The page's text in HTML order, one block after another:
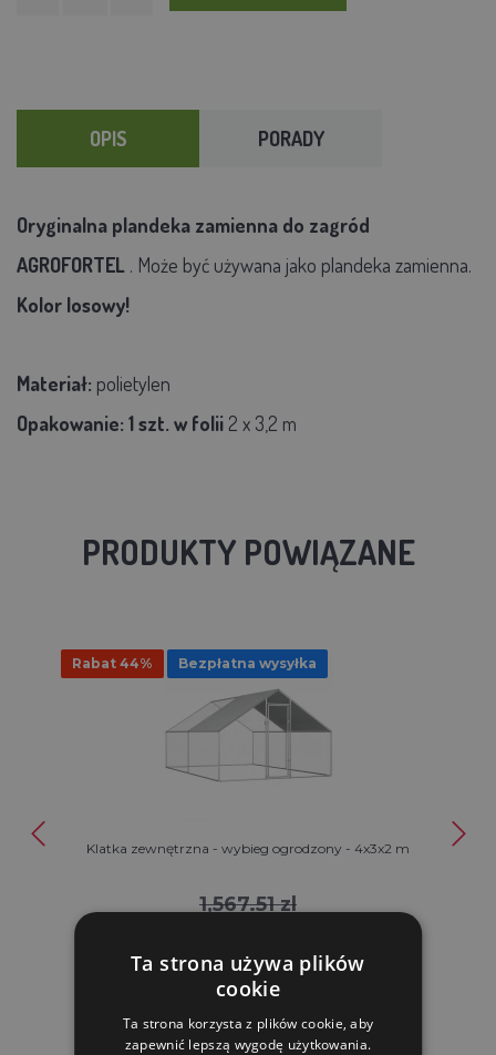
OPIS PORADY
Oryginalna plandeka zamienna do zagród
AGROFORTEL . Może być używana jako plandeka zamienna.
Kolor losowy!
Materiał: polietylen
Opakowanie: 1 szt. w folii 2 x 3,2 m
PRODUKTY POWIĄZANE
Rabat 44% Bezpłatna wysyłka
Klatka zewnętrzna - wybieg ogrodzony - 4x3x2 m
1,567.51 zl
W MAGAZYNIE
DO KOSZYKA
Ta strona używa plików
cookie
Ta strona korzysta z plików cookie, aby
zapewnić lepszą wygodę użytkowania.